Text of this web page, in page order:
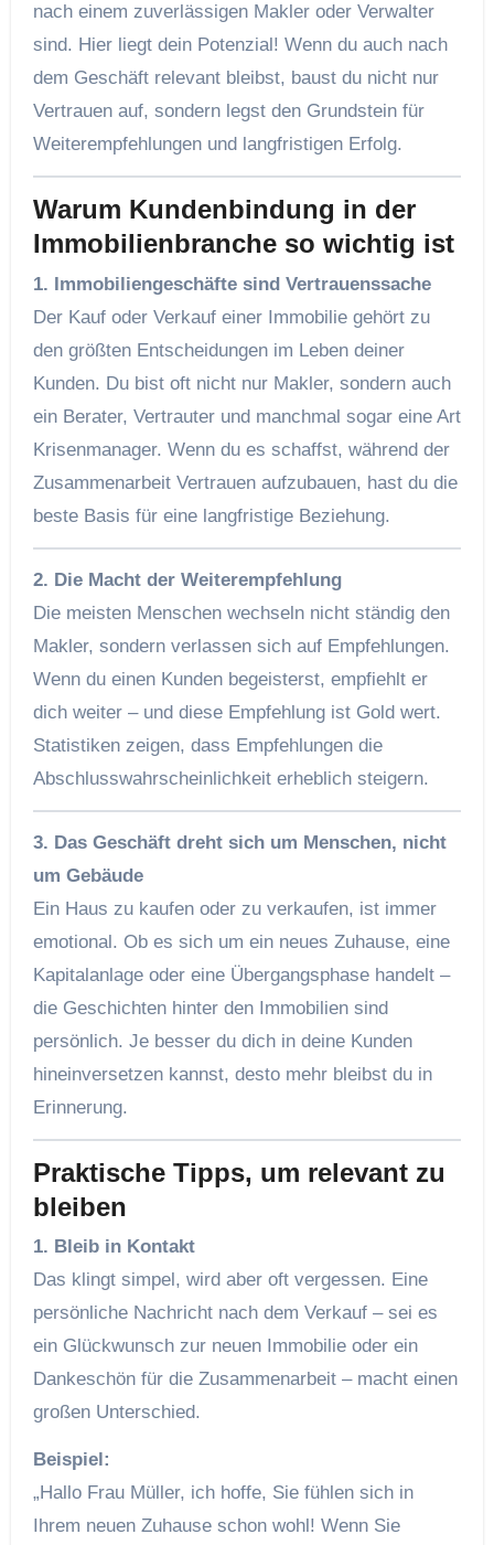
nach einem zuverlässigen Makler oder Verwalter
sind. Hier liegt dein Potenzial! Wenn du auch nach
dem Geschäft relevant bleibst, baust du nicht nur
Vertrauen auf, sondern legst den Grundstein für
Weiterempfehlungen und langfristigen Erfolg.
Warum Kundenbindung in der
Immobilienbranche so wichtig ist
1. Immobiliengeschäfte sind Vertrauenssache
Der Kauf oder Verkauf einer Immobilie gehört zu
den größten Entscheidungen im Leben deiner
Kunden. Du bist oft nicht nur Makler, sondern auch
ein Berater, Vertrauter und manchmal sogar eine Art
Krisenmanager. Wenn du es schaffst, während der
Zusammenarbeit Vertrauen aufzubauen, hast du die
beste Basis für eine langfristige Beziehung.
2. Die Macht der Weiterempfehlung
Die meisten Menschen wechseln nicht ständig den
Makler, sondern verlassen sich auf Empfehlungen.
Wenn du einen Kunden begeisterst, empfiehlt er
dich weiter – und diese Empfehlung ist Gold wert.
Statistiken zeigen, dass Empfehlungen die
Abschlusswahrscheinlichkeit erheblich steigern.
3. Das Geschäft dreht sich um Menschen, nicht
um Gebäude
Ein Haus zu kaufen oder zu verkaufen, ist immer
emotional. Ob es sich um ein neues Zuhause, eine
Kapitalanlage oder eine Übergangsphase handelt –
die Geschichten hinter den Immobilien sind
persönlich. Je besser du dich in deine Kunden
hineinversetzen kannst, desto mehr bleibst du in
Erinnerung.
Praktische Tipps, um relevant zu
bleiben
1. Bleib in Kontakt
Das klingt simpel, wird aber oft vergessen. Eine
persönliche Nachricht nach dem Verkauf – sei es
ein Glückwunsch zur neuen Immobilie oder ein
Dankeschön für die Zusammenarbeit – macht einen
großen Unterschied.
Beispiel:
„Hallo Frau Müller, ich hoffe, Sie fühlen sich in
Ihrem neuen Zuhause schon wohl! Wenn Sie